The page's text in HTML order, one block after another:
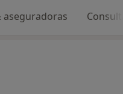
aseguradoras